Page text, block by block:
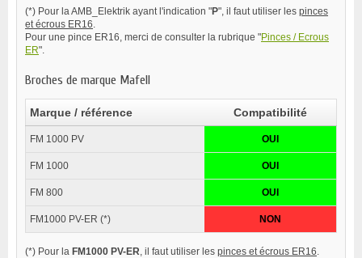
(*) Pour la AMB_Elektrik ayant l'indication "P", il faut utiliser les pinces
et écrous ER16.
Pour une pince ER16, merci de consulter la rubrique "Pinces / Ecrous
ER".
Broches de marque Mafell
Marque / référence Compatibilité
FM 1000 PV OUI
FM 1000 OUI
FM 800 OUI
FM1000 PV-ER (*) NON
(*) Pour la FM1000 PV-ER, il faut utiliser les pinces et écrous ER16.